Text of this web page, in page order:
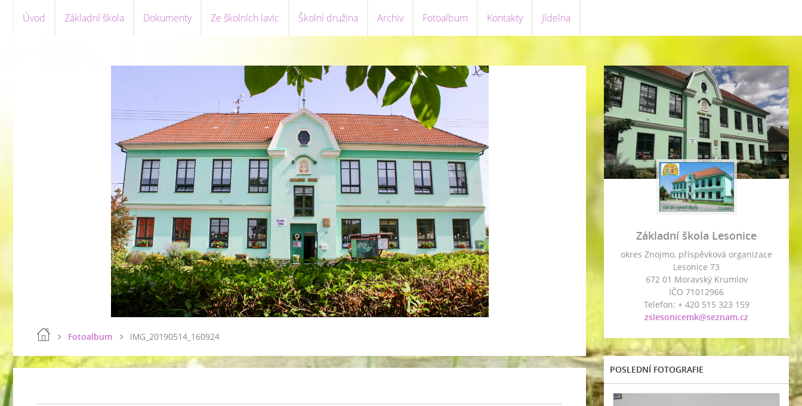
Úvod Základní škola Dokumenty Ze školních lavic Školní družina Archiv Fotoalbum Kontakty Jídelna
Fotoalbum IMG_20190514_160924
Základní škola Lesonice
okres Znojmo, příspěvková organizace
Lesonice 73
672 01 Moravský Krumlov
IČO 71012966
Telefon: + 420 515 323 159
zslesonicemk@seznam.cz
POSLEDNÍ FOTOGRAFIE